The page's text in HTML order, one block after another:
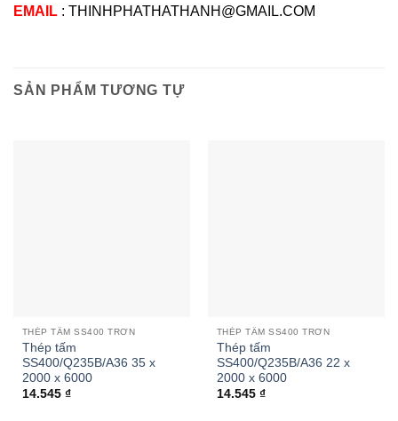
EMAIL : THINHPHATHATHANH@GMAIL.COM
SẢN PHẨM TƯƠNG TỰ
THÉP TẤM SS400 TRƠN
Thép tấm
SS400/Q235B/A36 35 x
2000 x 6000
14.545 ₫
THÉP TẤM SS400 TRƠN
Thép tấm
SS400/Q235B/A36 22 x
2000 x 6000
14.545 ₫